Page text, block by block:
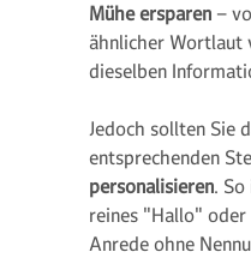
Mühe ersparen –
ähnlicher Wortlaut
dieselben
Jedoch sollten Sie
entsprechenden
personalisieren.
reines "Hallo"
Anrede ohne